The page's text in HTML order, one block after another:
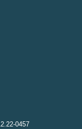
0457